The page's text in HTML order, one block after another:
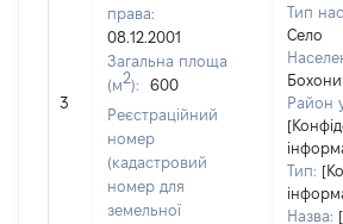
3
права:
08.12.2001
Загальна площа
(м2):
600
Реєстраційний
номер
(кадастровий
номер для
земельної
Тип
Село
Район
Тип:
Назва: